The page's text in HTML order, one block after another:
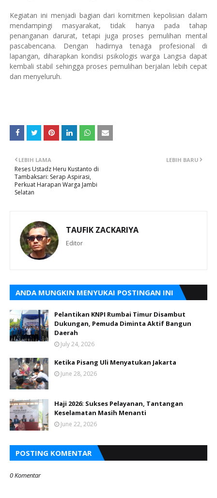
Kegiatan ini menjadi bagian dari komitmen kepolisian dalam
mendampingi masyarakat, tidak hanya pada tahap
penanganan darurat, tetapi juga proses pemulihan mental
pascabencana. Dengan hadirnya tenaga profesional di
lapangan, diharapkan kondisi psikologis warga Langsa dapat
kembali stabil sehingga proses pemulihan berjalan lebih cepat
dan menyeluruh.
LEBIH BARU
LEBIH LAMA
Reses Ustadz Heru Kustanto di
Tambaksari: Serap Aspirasi,
Perkuat Harapan Warga Jambi
Selatan
TAUFIK ZACKARIYA
Editor
ANDA MUNGKIN MENYUKAI POSTINGAN INI
Pelantikan KNPI Rumbai Timur Disambut
Dukungan, Pemuda Diminta Aktif Bangun
Daerah
July 24, 2026
Ketika Pisang Uli Menyatukan Jakarta
June 28, 2026
Haji 2026: Sukses Pelayanan, Tantangan
Keselamatan Masih Menanti
June 22, 2026
POSTING KOMENTAR
0 Komentar